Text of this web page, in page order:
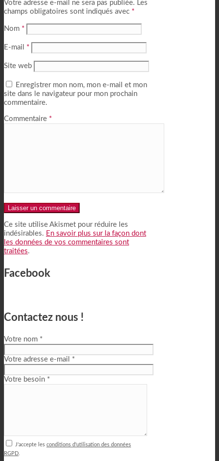
Votre adresse e-mail ne sera pas publiée. Les
champs obligatoires sont indiqués avec *
Nom *
E-mail *
Site web
Enregistrer mon nom, mon e-mail et mon
site dans le navigateur pour mon prochain
commentaire.
Commentaire *
Alternative:
Ce site utilise Akismet pour réduire les
indésirables. En savoir plus sur la façon dont
les données de vos commentaires sont
traitées.
Facebook
Contactez nous !
Votre nom *
Votre adresse e-mail *
Votre besoin *
J'accepte les conditions d'utilisation des données
RGPD